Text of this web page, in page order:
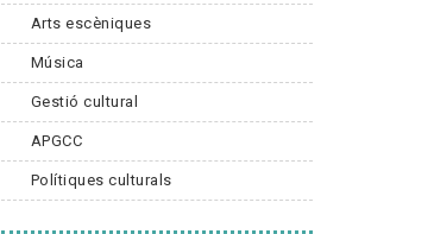
Arts escèniques
Música
Gestió cultural
APGCC
Polítiques culturals